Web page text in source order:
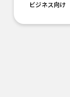
ビジネス向け